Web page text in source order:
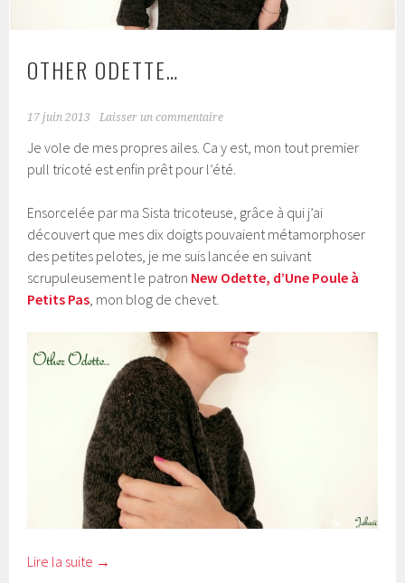
OTHER ODETTE…
17 juin 2013 Laisser un commentaire
Je vole de mes propres ailes. Ca y est, mon tout premier
pull tricoté est enfin prêt pour l’été.
Ensorcelée par ma Sista tricoteuse, grâce à qui j’ai
découvert que mes dix doigts pouvaient métamorphoser
des petites pelotes, je me suis lancée en suivant
scrupuleusement le patron New Odette, d’Une Poule à
Petits Pas, mon blog de chevet.
Lire la suite →